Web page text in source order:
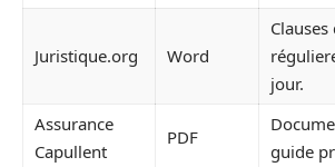
Juristique.org Word
jour.
Assurance
Capullent
PDF
guide